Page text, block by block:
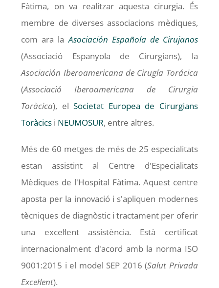
Fàtima, on va realitzar aquesta cirurgia. És
membre de diverses associacions mèdiques,
com ara laAsociación Española de Cirujanos
(Associació Espanyola de Cirurgians), la
Asociación Iberoamericana de Cirugía Torácica
(Associació Iberoamericana de Cirurgia
Toràcica), elSocietat Europea de Cirurgians
Toràcics i NEUMOSUR, entre altres.
Més de 60 metges de més de 25 especialitats
estan assistint al Centre d'Especialitats
Mèdiques de l'Hospital Fàtima. Aquest centre
aposta per la innovació i s'apliquen modernes
tècniques de diagnòstic i tractament per oferir
una excel·lent assistència. Està certificat
internacionalment d'acord amb la norma ISO
9001:2015 i el model SEP 2016 (Salut Privada
Excel·lent).